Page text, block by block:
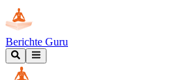
Berichte Guru